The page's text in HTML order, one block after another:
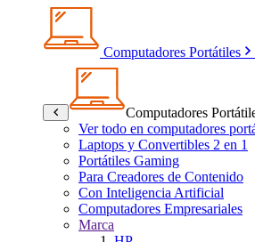
Computadores Portátiles
Computadores
Ver todo en computadores
Laptops y Convertibles 2 en 1
Portátiles Gaming
Para Creadores de Contenido
Con Inteligencia Artificial
Computadores Empresariales
Marca